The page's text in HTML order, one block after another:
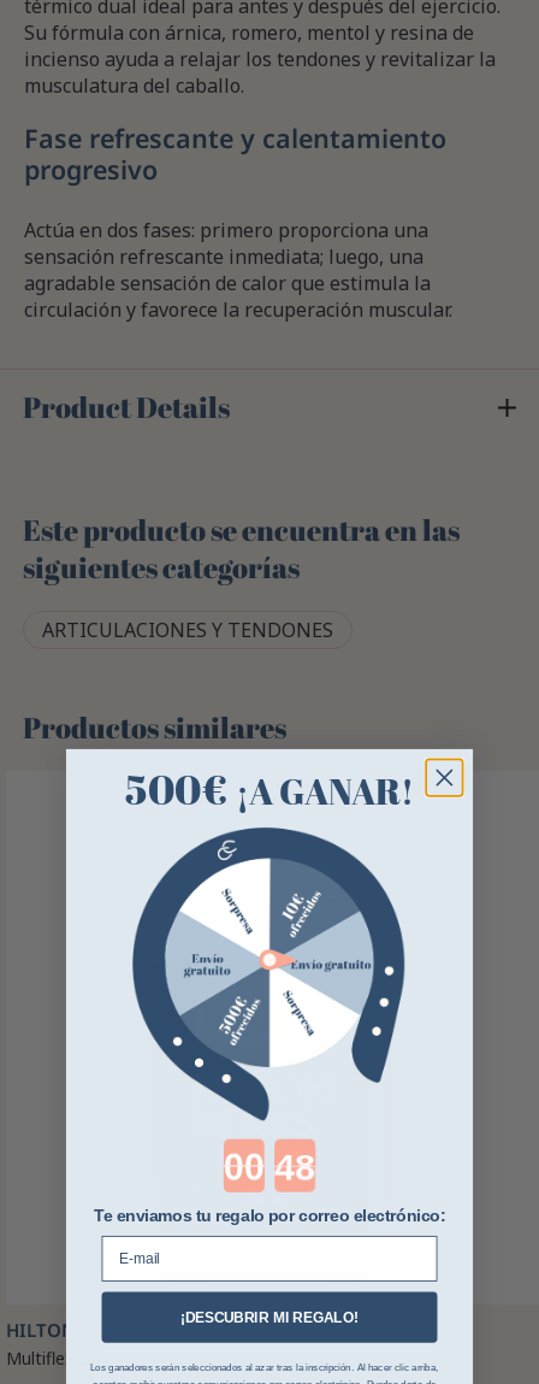
térmico dual ideal para antes y después del ejercicio.
Su fórmula con árnica, romero, mentol y resina de
incienso ayuda a relajar los tendones y revitalizar la
musculatura del caballo.
Fase refrescante y calentamiento
progresivo
Actúa en dos fases: primero proporciona una
sensación refrescante inmediata; luego, una
agradable sensación de calor que estimula la
circulación y favorece la recuperación muscular.
Product Details
Este producto se encuentra en las
siguientes categorías
ARTICULACIONES Y TENDONES
Productos similares
HILTON HERBS
Multiflex Gold Hilton Herbs
500€ ¡A GANAR!
Countdown ends in:
Te enviamos tu regalo por correo electrónico:
E-mail
¡DESCUBRIR MI REGALO!
Los ganadores serán seleccionados al azar tras la inscripción. Al hacer clic arriba,